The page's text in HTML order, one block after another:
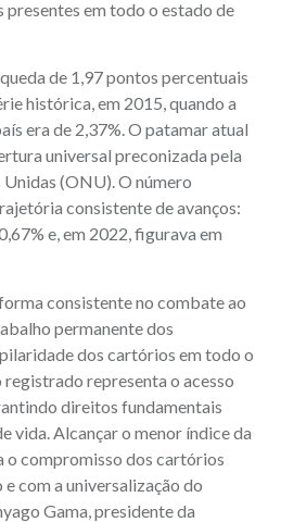
presentes em todo o estado de
de 1,97 pontos percentuais
histórica, em 2015, quando a
era de 2,37%. O patamar atual
universal preconizada pela
(ONU). O número
consistente de avanços:
e, em 2022, figurava em
consistente no combate ao
permanente dos
dos cartórios em todo o
representa o acesso
direitos fundamentais
vida. Alcançar o menor índice da
o compromisso dos cartórios
com a universalização do
Gama, presidente da